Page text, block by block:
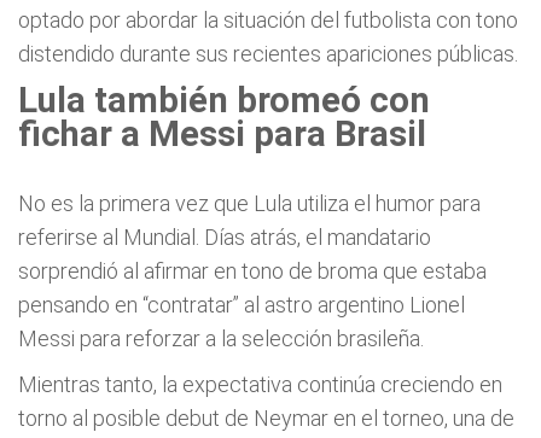
optado por abordar la situación del futbolista con tono
distendido durante sus recientes apariciones públicas.
Lula también bromeó con
fichar a Messi para Brasil
No es la primera vez que Lula utiliza el humor para
referirse al Mundial. Días atrás, el mandatario
sorprendió al afirmar en tono de broma que estaba
pensando en “contratar” al astro argentino Lionel
Messi para reforzar a la selección brasileña.
Mientras tanto, la expectativa continúa creciendo en
torno al posible debut de Neymar en el torneo, una de